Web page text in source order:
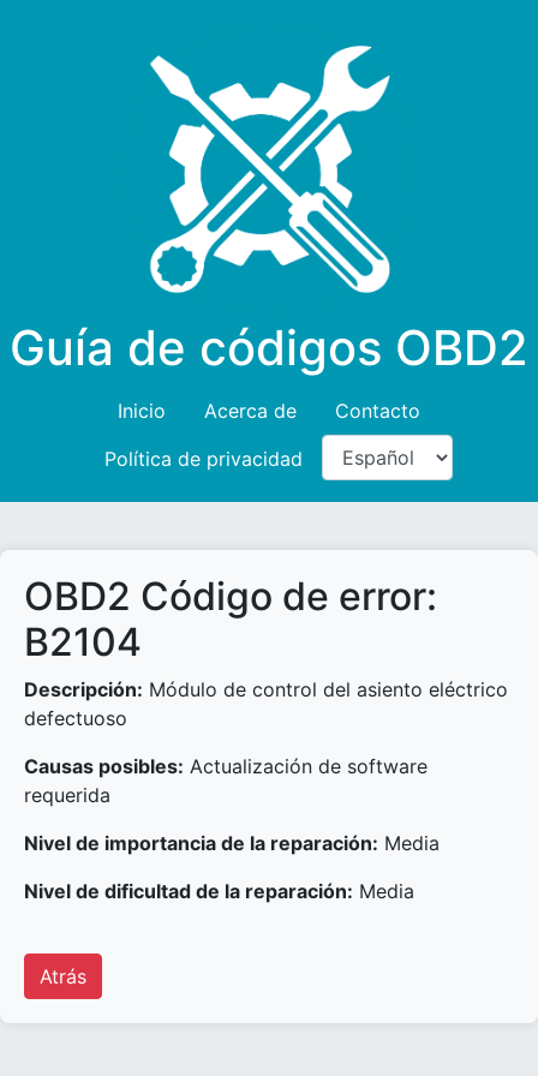
Guía de códigos OBD2
Inicio Acerca de
Contacto
Política de privacidad
OBD2 Código de error:
B2104
Descripción: Módulo de control del asiento eléctrico
defectuoso
Causas posibles: Actualización de software
requerida
Nivel de importancia de la reparación: Media
Nivel de dificultad de la reparación: Media
Atrás